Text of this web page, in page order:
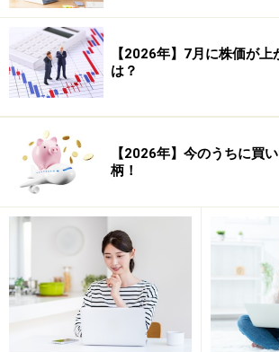
5.66 ％
合計損失（率）： -71,827.06 ％ 平
-4.42 ％
1.586
平均保持日数： 12.42 日
「4月25日の翌営業日寄り付きに買い
な売買ルールにもかかわらず、検証結
でした。平均利益率は5.66％、平均損
た。
もちろん実際に投資を行う際には売買
【2026年】7月に株価が上
は？
【2026年】今のうちに買
柄！